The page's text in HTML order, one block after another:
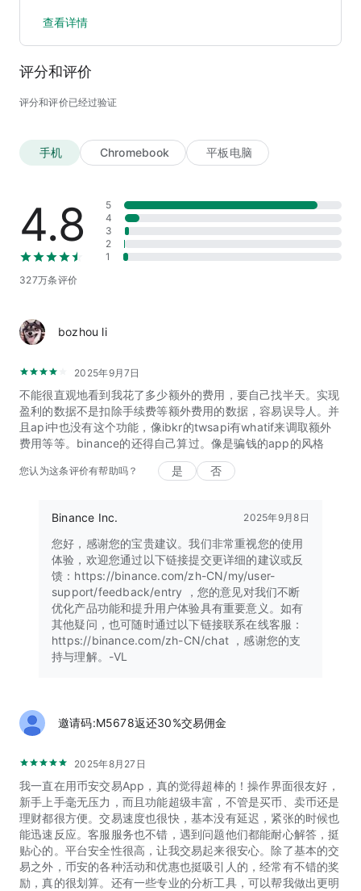
控、严格的身份认证协议和先进的端到端数据加密。
内即可验证币安账户，开始购买比特币。
用您的加密货币余额消费与汇款
使用钱包中的加密货币向世界各地的朋友和家人安全地进行转
账。
探索Web3、加密货币和区块链的精华
参与币安社区关于区块链和加密货币最新趋势的讨论。
学习比特币、交易和财务管理相关的课程和文章，了解加密货
学习并完成关于某些加密货币的运作方式的测验来赚取加密货
币。
使用内置Web3钱包与DApp安全交互，利用DeFi赚取收益，并
在不同的区块链上交易10,000余种代币。
全天候客服支持
全天候在线聊天客服支持，支持18种语言（英语、阿拉伯语、德
语、法语、菲律宾语、印尼语、意大利语、日语、中文、俄语、
西班牙语、波兰语、葡萄牙语、罗马尼亚语、土耳其语、韩语、
乌克兰语和越南语）。
查阅我们的常见问题指南，了解如何购买比特币、管理加密货币
钱包以及如何在币安进行首次加密货币交易。
*按交易量排名 - 来源：
https://coinmarketcap.com/rankings/exchanges/
民请安装Binance.US App。
加密货币、交易350余种加密货币并安全地持有资产。币安App
不仅仅是传统的交易App，它还为用户提供了更多关于区块链的
知识，支持用户通过质押赚取被动收入以及使用加密货币进行消
费。
查看详情
评分和评价
评分和评价已经过验证
手机 Chromebook 平板电脑
4.8
327万条评价
5
4
3
2
1
bozhou li
2025年9月7日
不能很直观地看到我花了多少额外的费用，要自己找半天。实现
盈利的数据不是扣除手续费等额外费用的数据，容易误导人。并
且api中也没有这个功能，像ibkr的twsapi有whatif来调取额外
费用等等。binance的还得自己算过。像是骗钱的app的风格
您认为这条评价有帮助吗？ 是 否
Binance Inc. 2025年9月8日
您好，感谢您的宝贵建议。我们非常重视您的使用
体验，欢迎您通过以下链接提交更详细的建议或反
馈：https://binance.com/zh-CN/my/user-
support/feedback/entry ，您的意见对我们不断
优化产品功能和提升用户体验具有重要意义。如有
其他疑问，也可随时通过以下链接联系在线客服：
https://binance.com/zh-CN/chat ，感谢您的支
持与理解。-VL
邀请码:M5678返还30%交易佣金
2025年8月27日
我一直在用币安交易App，真的觉得超棒的！操作界面很友好，
新手上手毫无压力，而且功能超级丰富，不管是买币、卖币还是
理财都很方便。交易速度也很快，基本没有延迟，紧张的时候也
能迅速反应。客服服务也不错，遇到问题他们都能耐心解答，挺
贴心的。平台安全性很高，让我交易起来很安心。除了基本的交
易之外，币安的各种活动和优惠也挺吸引人的，经常有不错的奖
励，真的很划算。还有一些专业的分析工具，可以帮我做出更明